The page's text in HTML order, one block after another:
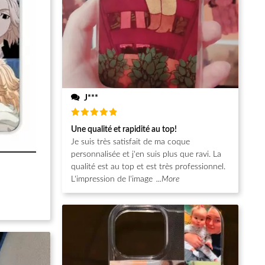
J***
Note
sur 5
Une qualité et rapidité au top!
Je suis très satisfait de ma coque
personnalisée et j'en suis plus que ravi. La
qualité est au top et est très professionnel.
L'impression de l'image ...More